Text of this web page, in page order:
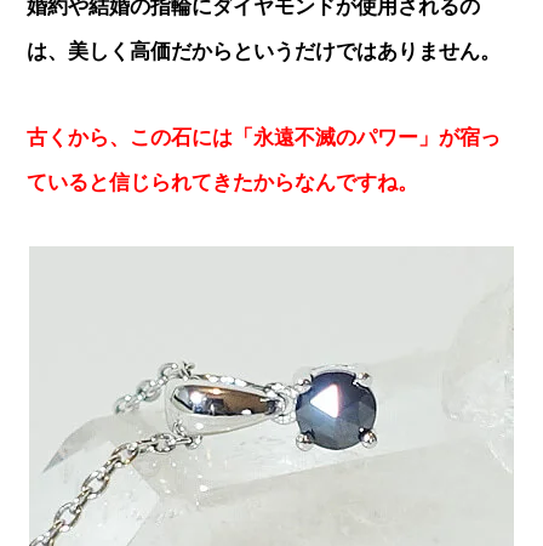
婚約や結婚の指輪にダイヤモンドが使用されるの
は、美しく高価だからというだけではありません。
古くから、この石には「永遠不滅のパワー」が宿っ
ていると信じられてきたからなんですね。